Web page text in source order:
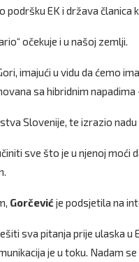
EK i država članica
očekuje i u našoj zemlji.
imajući u vidu da ćemo
sa hibridnim napadima
Slovenije, te izrazio nadu
sve što je u njenoj
Gorčević je podsjetila na
sva pitanja prije ulaska
je u toku. Nadam